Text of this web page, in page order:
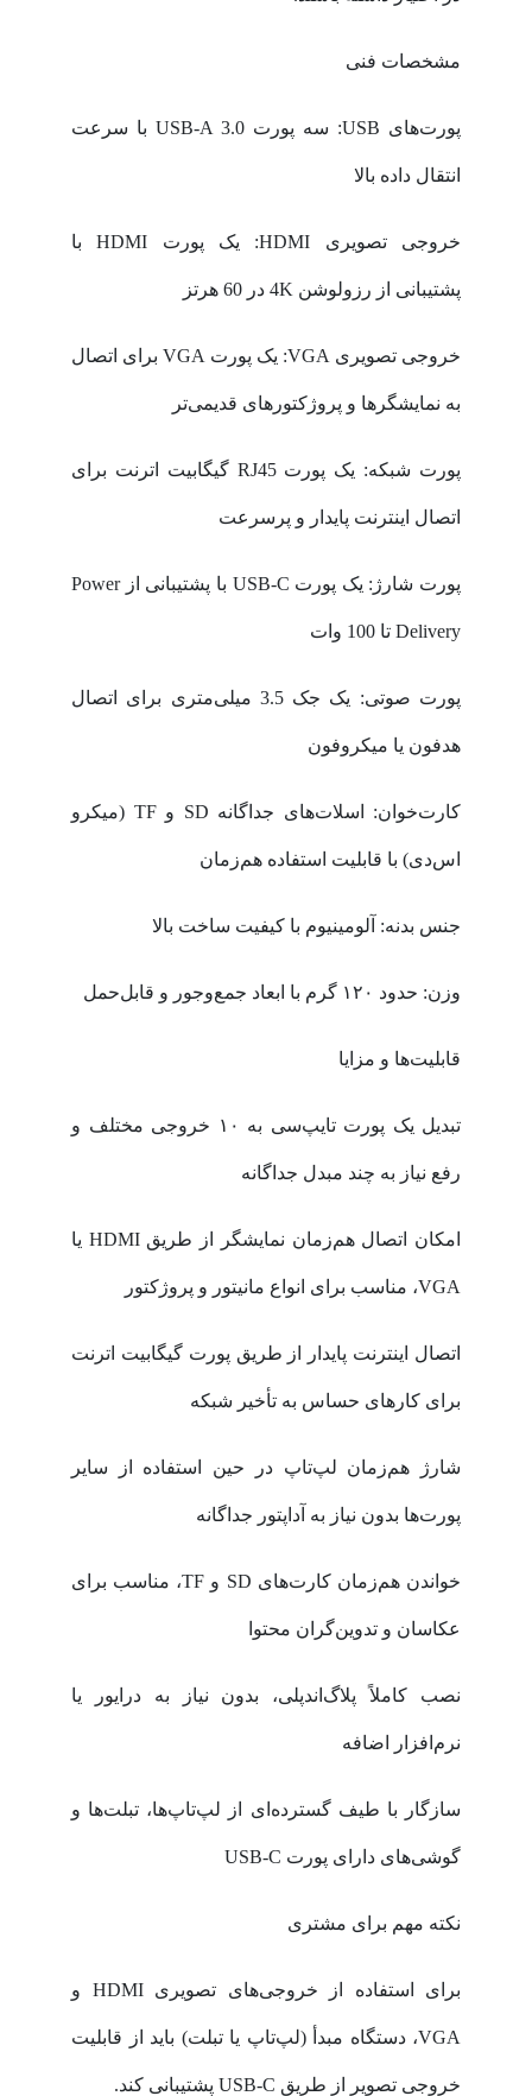
مشخصات فنی
پورت‌های USB: سه پورت USB-A 3.0 با سرعت
انتقال داده بالا
خروجی تصویری HDMI: یک پورت HDMI با
پشتیبانی از رزولوشن 4K در 60 هرتز
خروجی تصویری VGA: یک پورت VGA برای اتصال
به نمایشگرها و پروژکتورهای قدیمی‌تر
پورت شبکه: یک پورت RJ45 گیگابیت اترنت برای
اتصال اینترنت پایدار و پرسرعت
پورت شارژ: یک پورت USB-C با پشتیبانی از Power
Delivery تا 100 وات
پورت صوتی: یک جک 3.5 میلی‌متری برای اتصال
هدفون یا میکروفون
کارت‌خوان: اسلات‌های جداگانه SD و TF (میکرو
اس‌دی) با قابلیت استفاده هم‌زمان
جنس بدنه: آلومینیوم با کیفیت ساخت بالا
وزن: حدود ۱۲۰ گرم با ابعاد جمع‌وجور و قابل‌حمل
قابلیت‌ها و مزایا
تبدیل یک پورت تایپ‌سی به ۱۰ خروجی مختلف و
رفع نیاز به چند مبدل جداگانه
امکان اتصال هم‌زمان نمایشگر از طریق HDMI یا
VGA، مناسب برای انواع مانیتور و پروژکتور
اتصال اینترنت پایدار از طریق پورت گیگابیت اترنت
برای کارهای حساس به تأخیر شبکه
شارژ هم‌زمان لپ‌تاپ در حین استفاده از سایر
پورت‌ها بدون نیاز به آداپتور جداگانه
خواندن هم‌زمان کارت‌های SD و TF، مناسب برای
عکاسان و تدوین‌گران محتوا
نصب کاملاً پلاگ‌اند‌پلی، بدون نیاز به درایور یا
نرم‌افزار اضافه
سازگار با طیف گسترده‌ای از لپ‌تاپ‌ها، تبلت‌ها و
گوشی‌های دارای پورت USB-C
نکته مهم برای مشتری
برای استفاده از خروجی‌های تصویری HDMI و
VGA، دستگاه مبدأ (لپ‌تاپ یا تبلت) باید از قابلیت
خروجی تصویر از طریق USB-C پشتیبانی کند.